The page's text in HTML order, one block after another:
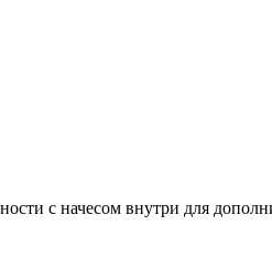
с начесом внутри для